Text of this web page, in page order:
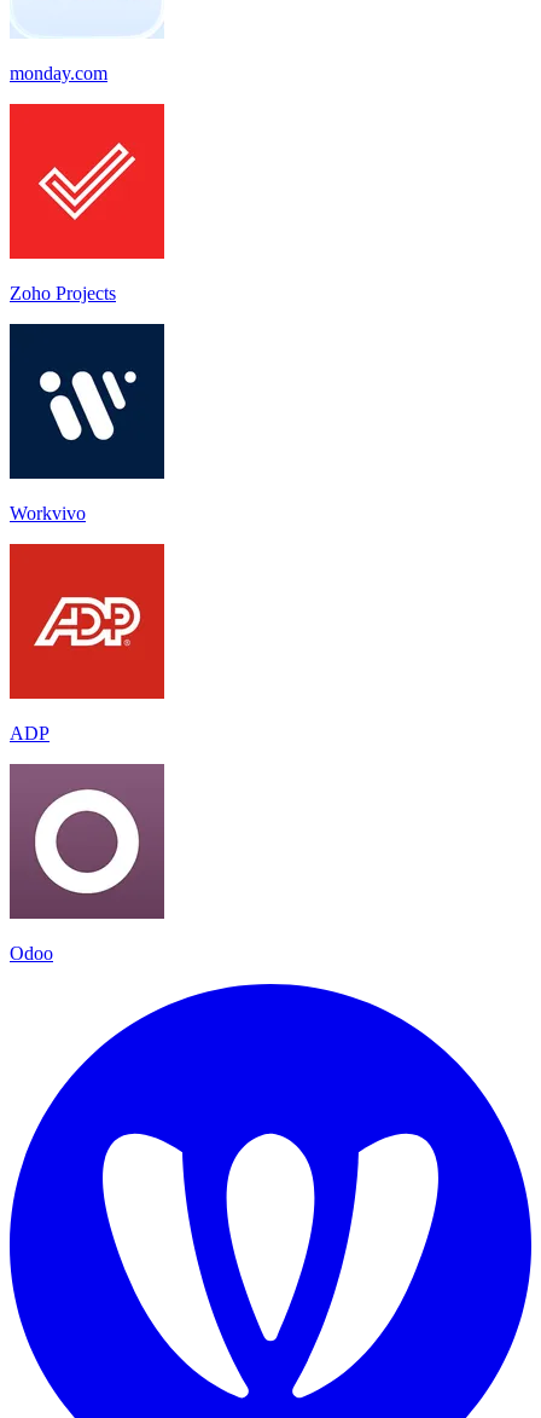
monday.com
Zoho Projects
Workvivo
ADP
Odoo